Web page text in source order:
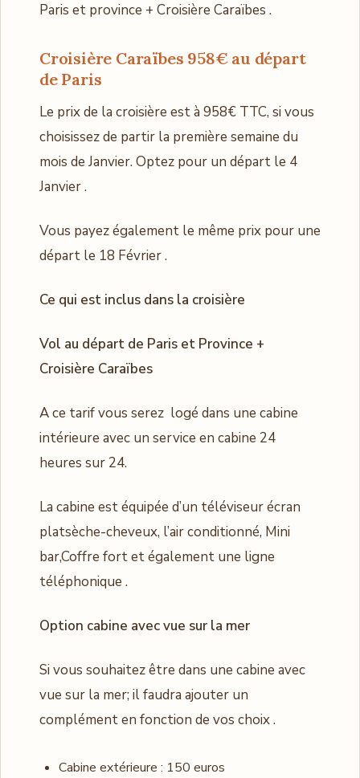
Paris et province + Croisière Caraïbes .
Croisière Caraïbes 958€ au départ
de Paris
Le prix de la croisière est à 958€ TTC, si vous
choisissez de partir la première semaine du
mois de Janvier. Optez pour un départ le 4
Janvier .
Vous payez également le même prix pour une
départ le 18 Février .
Ce qui est inclus dans la croisière
Vol au départ de Paris et Province +
Croisière Caraïbes
A ce tarif vous serez logé dans une cabine
intérieure avec un service en cabine 24
heures sur 24.
La cabine est équipée d’un téléviseur écran
platsèche-cheveux, l’air conditionné, Mini
bar,Coffre fort et également une ligne
téléphonique .
Option cabine avec vue sur la mer
Si vous souhaitez être dans une cabine avec
vue sur la mer; il faudra ajouter un
complément en fonction de vos choix .
Cabine extérieure : 150 euros